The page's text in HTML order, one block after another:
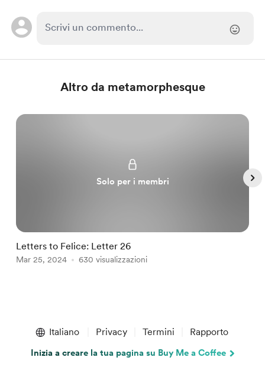
Altro da metamorphesque
Solo per i membri
Letters to Felice: Letter 26
Mar 25, 2024 630 visualizzazioni
Italiano Privacy Termini Rapporto
Inizia a creare la tua pagina su Buy Me a Coffee